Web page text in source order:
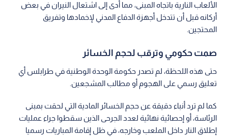
الألعاب النارية باتجاه المبنى، مما أدى إلى اشتعال النيران في بعض
أركانه قبل أن تتدخل أجهزة الدفاع المدني لإخمادها وتفريق
المحتجين.
صمت حكومي وترقب لحجم الخسائر
حتى هذه اللحظة، لم تصدر حكومة الوحدة الوطنية في طرابلس أي
تعليق رسمي على الهجوم أو مطالب المشجعين.
كما لم ترد أنباء دقيقة عن حجم الخسائر المادية التي لحقت بمبنى
الرئاسة، أو إحصائية نهائية لعدد الجرحى الذين سقطوا جراء عمليات
إطلاق النار داخل الملعب وخارجه، في ظل إقامة المباريات رسميا